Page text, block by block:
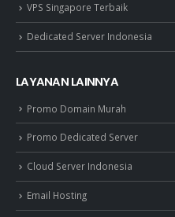
VPS Singapore Terbaik
Dedicated Server Indonesia
LAYANAN LAINNYA
Promo Domain Murah
Promo Dedicated Server
Cloud Server Indonesia
Email Hosting